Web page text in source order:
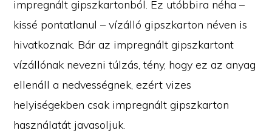
impregnált gipszkartonból. Ez utóbbira néha –
kissé pontatlanul – vízálló gipszkarton néven is
hivatkoznak. Bár az impregnált gipszkartont
vízállónak nevezni túlzás, tény, hogy ez az anyag
ellenáll a nedvességnek, ezért vizes
helyiségekben csak impregnált gipszkarton
használatát javasoljuk.